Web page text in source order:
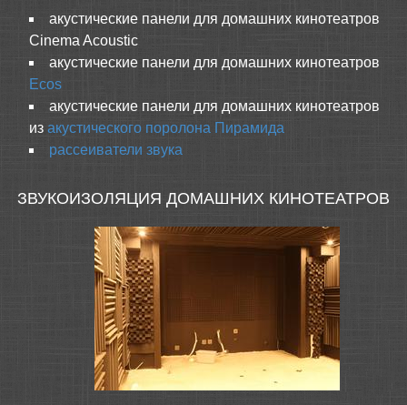
акустические панели для домашних кинотеатров
Cinema Acoustic
акустические панели для домашних кинотеатров
Ecos
акустические панели для домашних кинотеатров
изакустического поролона Пирамида
рассеиватели звука
ЗВУКОИЗОЛЯЦИЯ ДОМАШНИХ КИНОТЕАТРОВ